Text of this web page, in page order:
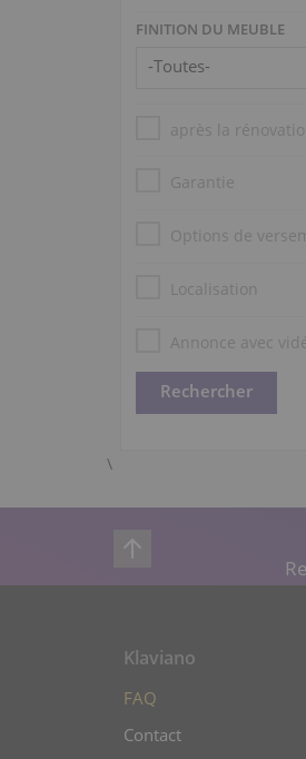
FINITION DU MEUBLE
après la
Garantie
Options de
Localisation
Annonce avec
\
Klaviano
FAQ
Contact